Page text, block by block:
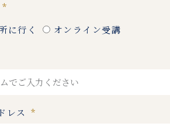
に行く
オンライン受講
レス